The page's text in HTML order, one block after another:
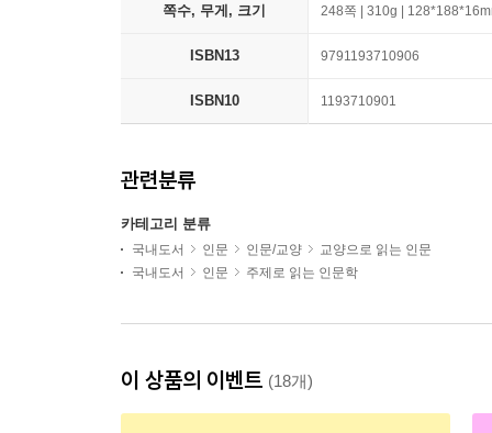
쪽수, 무게, 크기 248쪽 | 310g |
ISBN13 9791193710906
ISBN10 1193710901
관련분류
카테고리 분류
국내도서 인문 인문/교양
교양으로 읽는 인문
국내도서
인문 주제로 읽는 인문학
이 상품의 이벤트 (18개)